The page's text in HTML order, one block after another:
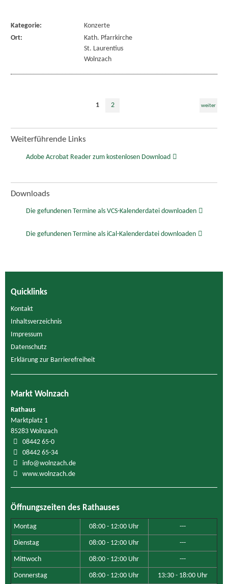
Kategorie:
Konzerte
Ort:
Kath. Pfarrkirche
St. Laurentius
Wolnzach
1 2 weiter
Weiterführende Links
Adobe Acrobat Reader zum kostenlosen Download
Downloads
Die gefundenen Termine als VCS-Kalenderdatei downloaden
Die gefundenen Termine als iCal-Kalenderdatei downloaden
Quicklinks
Kontakt
Inhaltsverzeichnis
Impressum
Datenschutz
Erklärung zur Barrierefreiheit
Markt Wolnzach
Rathaus
Marktplatz 1
85283 Wolnzach
08442 65-0
08442 65-34
info@wolnzach.de
www.wolnzach.de
Öffnungszeiten des Rathauses
Montag 08:00 - 12:00 Uhr ---
Dienstag 08:00 - 12:00 Uhr ---
Mittwoch 08:00 - 12:00 Uhr ---
Donnerstag 08:00 - 12:00 Uhr 13:30 - 18:00 Uhr